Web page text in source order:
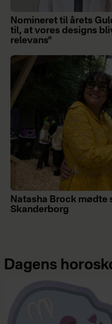
Nomineret til årets
til, at vores designs
relevans"
Natasha Brock mødte
Skanderborg
Dagens